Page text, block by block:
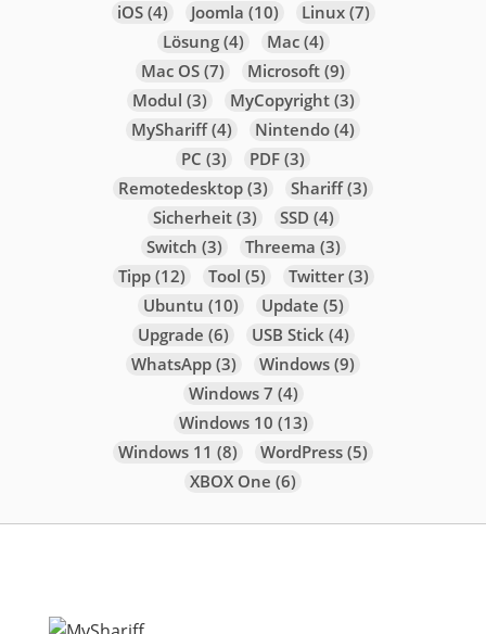
iOS(4) Joomla (10) Linux(7)
Lösung(4) Mac(4)
Mac OS(7) Microsoft(9)
Modul (3) MyCopyright(3)
MyShariff(4) Nintendo(4)
PC (3) PDF(3)
Remotedesktop(3) Shariff(3)
Sicherheit(3) SSD (4)
Switch (3) Threema (3)
Tipp(12) Tool (5) Twitter(3)
Ubuntu (10) Update (5)
Upgrade (6) USB Stick(4)
WhatsApp(3) Windows(9)
Windows 7 (4)
Windows 10 (13)
Windows 11 (8) WordPress(5)
XBOX One (6)